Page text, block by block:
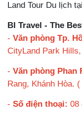
Land Tour Du lịch
BI Travel - The
- Văn phòng Tp.
CityLand Park
- Văn phòng Phan
Rang, Khánh Hòa.
- Số điện thoại: 08